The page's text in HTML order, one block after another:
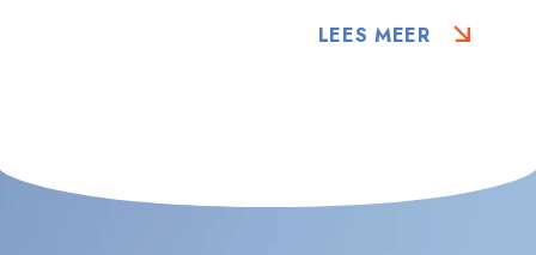
LEES MEER